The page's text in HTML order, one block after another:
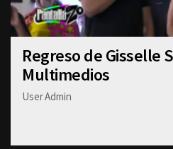
Regreso de Gisselle
Multimedios
User Admin